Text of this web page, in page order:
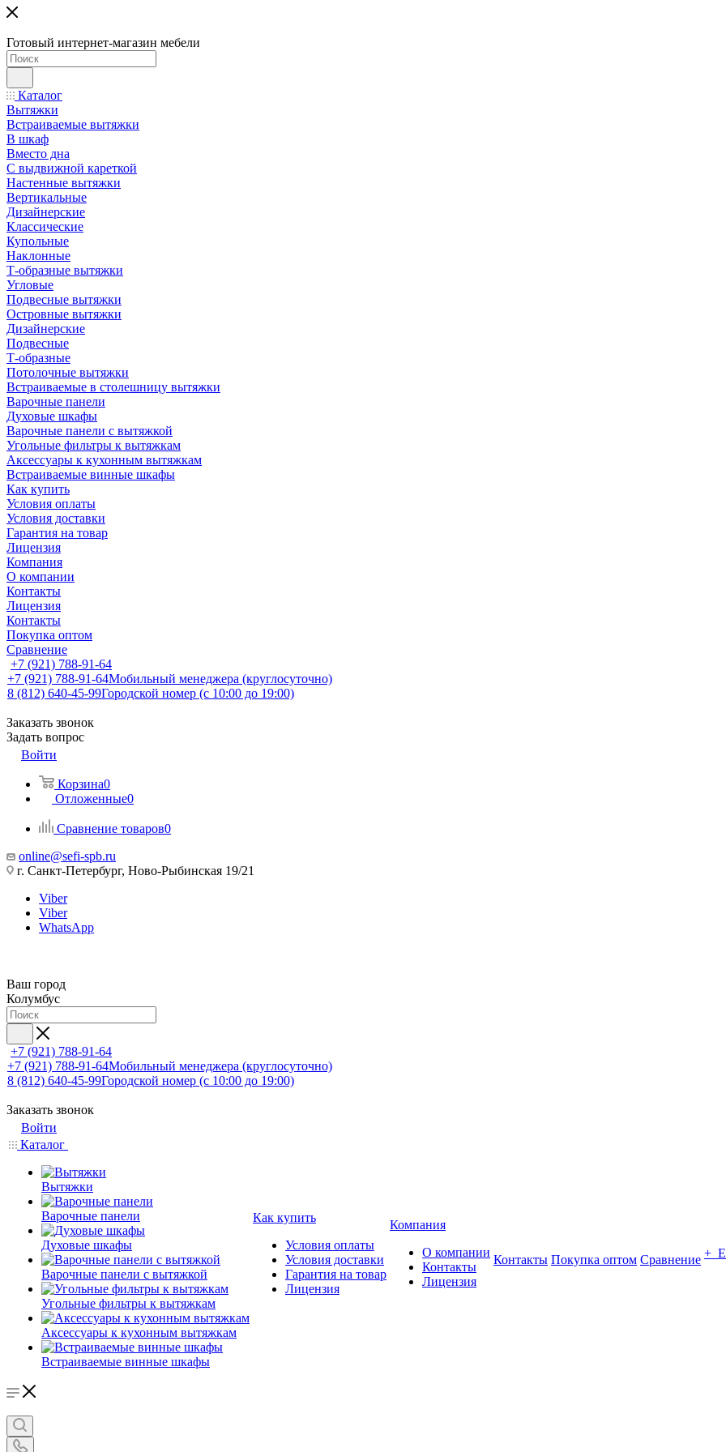
Готовый интернет-магазин мебели
Каталог
Вытяжки
Встраиваемые вытяжки
В шкаф
Вместо дна
С выдвижной кареткой
Настенные вытяжки
Вертикальные
Дизайнерские
Классические
Купольные
Наклонные
Т-образные вытяжки
Угловые
Подвесные вытяжки
Островные вытяжки
Дизайнерские
Подвесные
Т-образные
Потолочные вытяжки
Встраиваемые в столешницу вытяжки
Варочные панели
Духовые шкафы
Варочные панели с вытяжкой
Угольные фильтры к вытяжкам
Аксессуары к кухонным вытяжкам
Встраиваемые винные шкафы
Как купить
Условия оплаты
Условия доставки
Гарантия на товар
Лицензия
Компания
О компании
Контакты
Лицензия
Контакты
Покупка оптом
Сравнение
+7 (921) 788-91-64
+7 (921) 788-91-64Мобильный менеджера (круглосуточно)
8 (812) 640-45-99Городской номер (с 10:00 до 19:00)
Заказать звонок
Задать вопрос
Войти
Корзина0
Отложенные0
Сравнение товаров0
online@sefi-spb.ru
г. Санкт-Петербург, Ново-Рыбинская 19/21
Viber
Viber
WhatsApp
Ваш город
Колумбус
+7 (921) 788-91-64
+7 (921) 788-91-64Мобильный менеджера (круглосуточно)
8 (812) 640-45-99Городской номер (с 10:00 до 19:00)
Заказать звонок
Войти
Каталог
Вытяжки
Варочные панели
Духовые шкафы
Варочные панели с вытяжкой
Угольные фильтры к вытяжкам
Аксессуары к кухонным вытяжкам
Встраиваемые винные шкафы
Как купить
Условия оплаты
Условия доставки
Гарантия на товар
Лицензия
Компания
О компании
Контакты
Лицензия
Контакты Покупка оптом Сравнение +